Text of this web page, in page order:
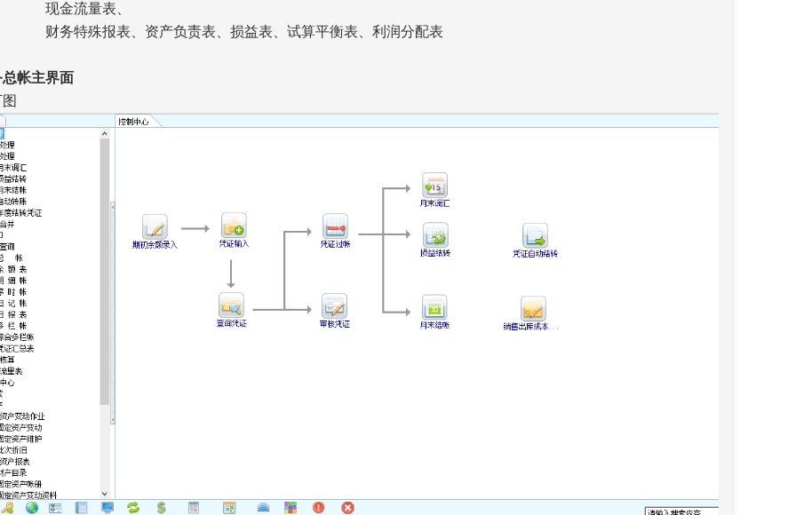
流量表、
报表、资产负责表、损益表、试算平衡表、利润分配表
帐主界面